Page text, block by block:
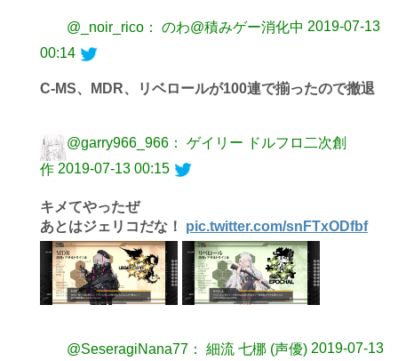
@_noir_rico： のわ@積みゲー消化中 2019-07-13
00:14
C-MS、MDR、リベロールが100連で揃ったので撤退
@garry966_966： ゲイリー ドルフロ二次創
作 2019-07-13 00:15
キメてやったぜ
あとはジェリコだな！ pic.twitter.com/snFTxODfbf
@SeseragiNana77： 細流 七梛 (声優) 2019-07-13